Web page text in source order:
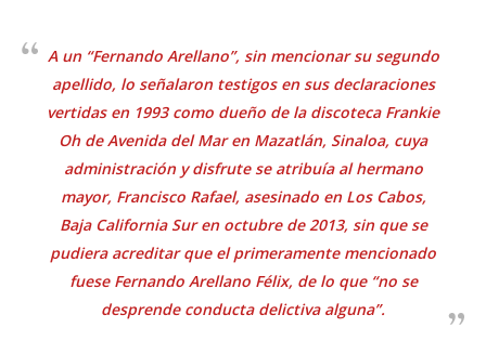
A un “Fernando Arellano”, sin mencionar su segundo
apellido, lo señalaron testigos en sus declaraciones
vertidas en 1993 como dueño de la discoteca Frankie
Ohde Avenida del Mar en Mazatlán, Sinaloa, cuya
administración y disfrute se atribuía al hermano
mayor, Francisco Rafael, asesinado en Los Cabos,
Baja California Sur en octubre de 2013, sin que se
pudiera acreditar que el primeramente mencionado
fuese Fernando Arellano Félix, de lo que “no se
desprende conducta delictiva alguna”.